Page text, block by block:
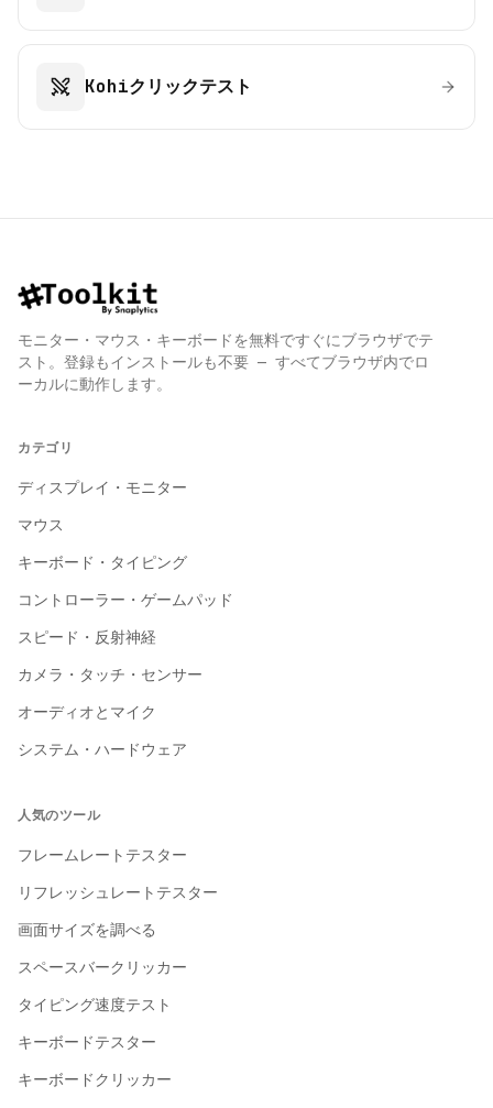
Kohiクリックテスト
モニター・マウス・キーボードを無料ですぐにブラウザでテ
スト。登録もインストールも不要 — すべてブラウザ内でロ
ーカルに動作します。
カテゴリ
ディスプレイ・モニター
マウス
キーボード・タイピング
コントローラー・ゲームパッド
スピード・反射神経
カメラ・タッチ・センサー
オーディオとマイク
システム・ハードウェア
人気のツール
フレームレートテスター
リフレッシュレートテスター
画面サイズを調べる
スペースバークリッカー
タイピング速度テスト
キーボードテスター
キーボードクリッカー
English
English
Deutsch
German
Español